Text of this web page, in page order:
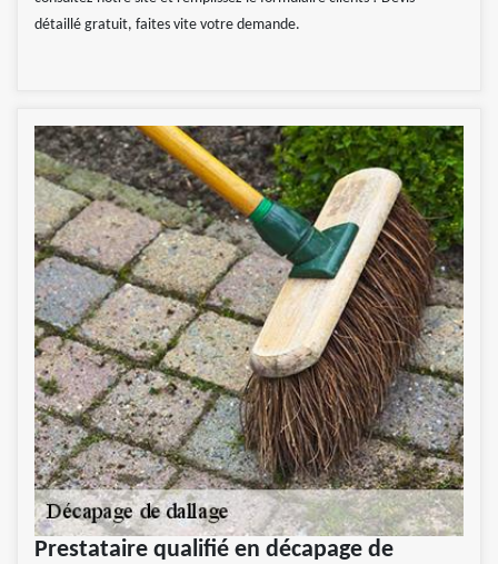
détaillé gratuit, faites vite votre demande.
Prestataire qualifié en décapage de